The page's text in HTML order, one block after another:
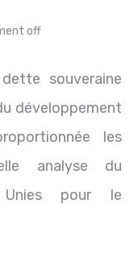
off
souveraine
développement
les
analyse du
Unies pour le